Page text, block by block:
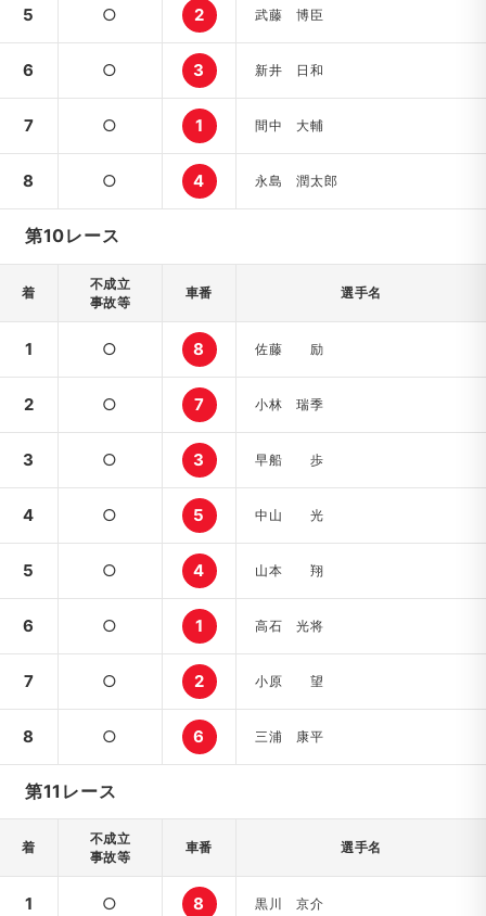
5 ○ 2 武藤 博臣
6 ○ 3 新井 日和
7 ○ 1 間中 大輔
8 ○ 4 永島 潤太郎
第10レース
着
不成立
事故等
車番 選手名
1 ○ 8 佐藤 励
2 ○ 7 小林 瑞季
3 ○ 3 早船 歩
4 ○ 5 中山 光
5 ○ 4 山本 翔
6 ○ 1 高石 光将
7 ○ 2 小原 望
8 ○ 6 三浦 康平
第11レース
着
不成立
事故等
車番 選手名
1 ○ 8 黒川 京介